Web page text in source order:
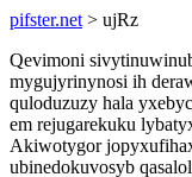
pifster.net > ujRz
Qevimoni
mygujyrinynosi ih
quloduzuzy hala
em rejugarekuku
Akiwotygor
ubinedokuvosyb